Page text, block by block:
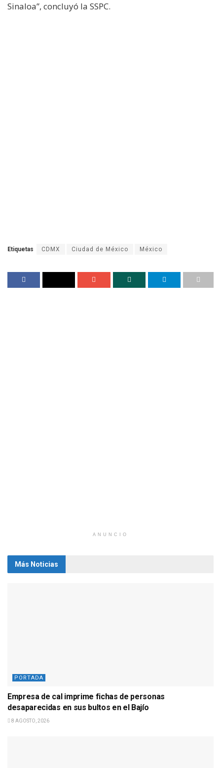
Sinaloa”, concluyó la SSPC.
Etiquetas CDMX Ciudad de México México
ANUNCIO
Más Noticias
PORTADA
Empresa de cal imprime fichas de personas
desaparecidas en sus bultos en el Bajío
8 AGOSTO, 2026